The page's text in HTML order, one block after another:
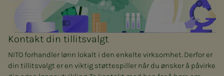
Kontakt din tillitsvalgt
NITO forhandler lønn lokalt i den enkelte virksomhet. Derfor er
din tillitsvalgt er en viktig støttespiller når du ønsker å påvirke